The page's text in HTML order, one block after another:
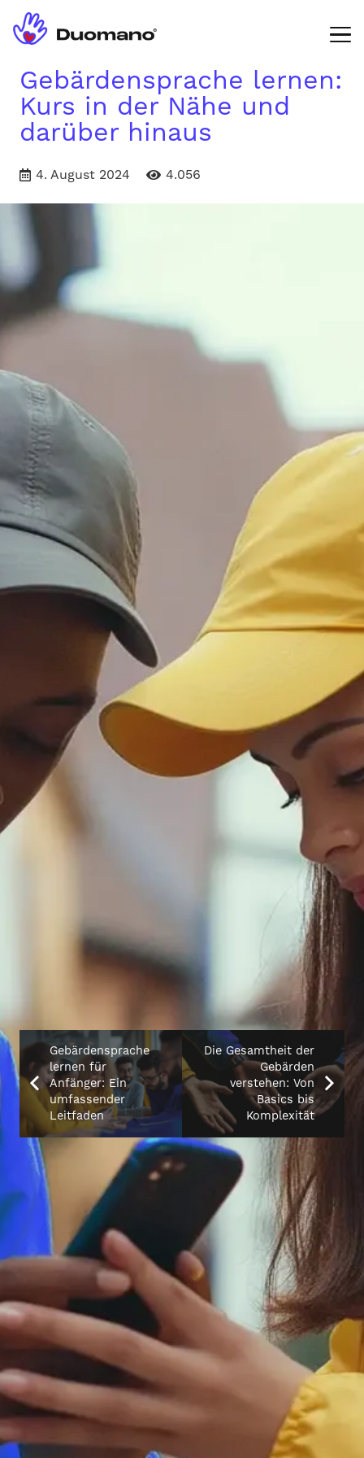
Gebärdensprache lernen:
Kurs in der Nähe und
darüber hinaus
4. August 2024 4.056
Gebärdensprache
lernen für
Anfänger: Ein
umfassender
Leitfaden
Die Gesamtheit der
Gebärden
verstehen: Von
Basics bis
Komplexität